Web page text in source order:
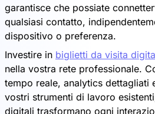
garantisce che possiate
qualsiasi contatto,
dispositivo o preferenza.
Investire in biglietti da visita
nella vostra rete professionale.
tempo reale, analytics dettagliati
vostri strumenti di lavoro
digitali trasformano ogni